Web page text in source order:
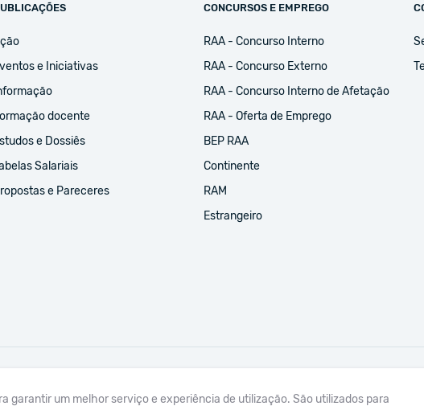
e Iniciativas
docente
e Dossiês
Salariais
e Pareceres
CONCURSOS E EMPREGO
RAA - Concurso Interno
RAA - Concurso Externo
RAA - Concurso Interno de Afetação
RAA - Oferta de Emprego
BEP RAA
Continente
RAM
Estrangeiro
garantir um melhor serviço e experiência de utilização. São utilizados para